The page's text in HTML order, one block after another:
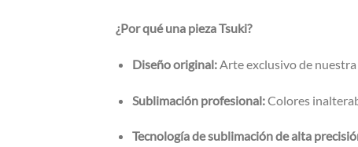
¿Por qué una pieza Tsuki?
Diseño original:Arte exclusivo de
Sublimación profesional:Colores
Tecnología de sublimación de alta